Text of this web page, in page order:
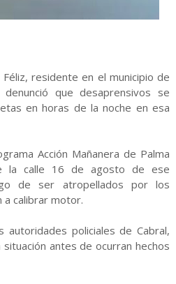
residente en el municipio de
que desaprensivos se
en horas de la noche en esa
Acción Mañanera de Palma
la calle 16 de agosto de ese
de ser atropellados por los
a calibrar motor.
autoridades policiales de Cabral,
antes de ocurran hechos